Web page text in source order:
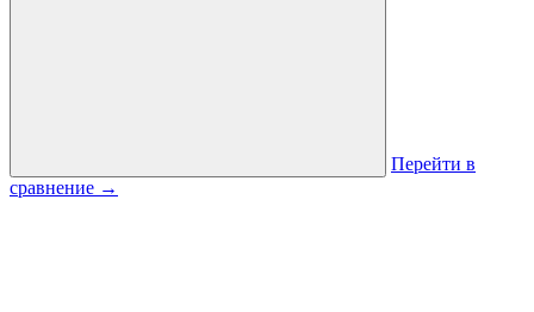
Перейти в
сравнение →